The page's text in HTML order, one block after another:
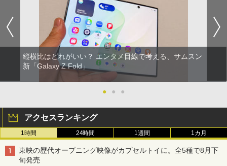
縦横比はどれがいい？ エンタメ目線で考える、サムスン
新「Galaxy Z Fold」
● ● ●
アクセスランキング
1時間 24時間 1週間 1カ月
東映の歴代オープニング映像がカプセルトイに。全5種で8月下
旬発売